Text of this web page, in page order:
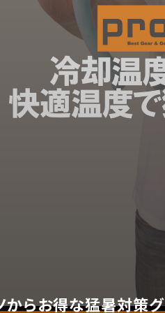
からお得な猛暑対策